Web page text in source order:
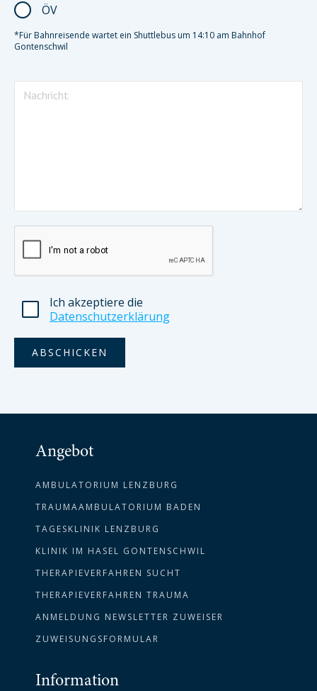
ÖV
*Für Bahnreisende wartet ein Shuttlebus um 14:10 am Bahnhof
Gontenschwil
Ich akzeptiere die
Datenschutzerklärung
Angebot
AMBULATORIUM LENZBURG
TRAUMAAMBULATORIUM BADEN
TAGESKLINIK LENZBURG
KLINIK IM HASEL GONTENSCHWIL
THERAPIEVERFAHREN SUCHT
THERAPIEVERFAHREN TRAUMA
ANMELDUNG NEWSLETTER ZUWEISER
ZUWEISUNGSFORMULAR
Information